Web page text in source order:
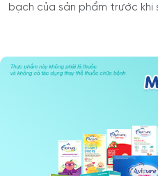
bạch của sản phẩm trước khi